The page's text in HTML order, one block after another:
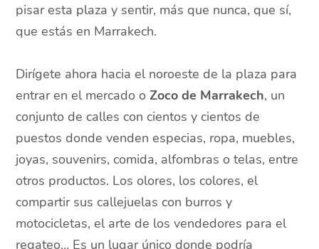
pisar esta plaza y sentir, más que nunca, que sí,
que estás en Marrakech.
Dirígete ahora hacia el noroeste de la plaza para
entrar en el mercado oZoco de Marrakech, un
conjunto de calles con cientos y cientos de
puestos donde venden especias, ropa, muebles,
joyas, souvenirs, comida, alfombras o telas, entre
otros productos. Los olores, los colores, el
compartir sus callejuelas con burros y
motocicletas, el arte de los vendedores para el
regateo… Es un lugar único donde podría